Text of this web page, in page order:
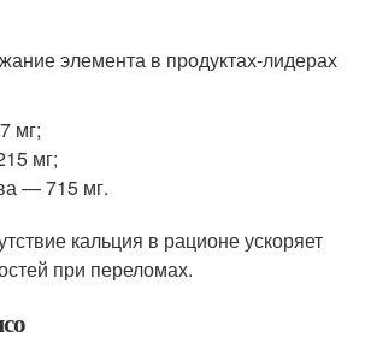
элемента в продуктах-лидерах
мг;
мг;
— 715 мг.
кальция в рационе ускоряет
при переломах.